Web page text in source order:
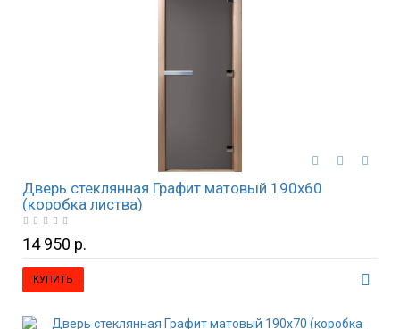
Дверь стеклянная Графит матовый 190х60
(коробка листва)
14 950 р.
КУПИТЬ